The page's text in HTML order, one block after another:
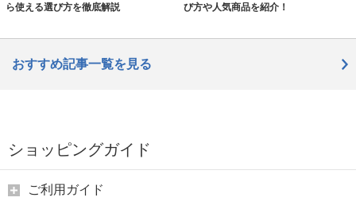
ら使える選び方を徹底解説
び方や人気商品を紹介！
おすすめ記事一覧を見る
ショッピングガイド
ご利用ガイド